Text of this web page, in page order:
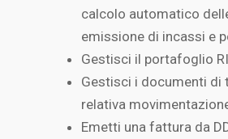
calcolo automatico
emissione di incassi e
Gestisci il portafoglio
Gestisci i documenti di
relativa
Emetti una fattura da